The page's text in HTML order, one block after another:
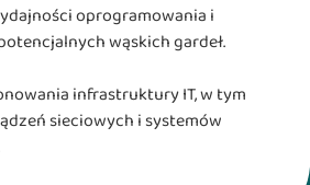
oprogramowania i
wąskich gardeł.
infrastruktury IT, w tym
sieciowych i systemów